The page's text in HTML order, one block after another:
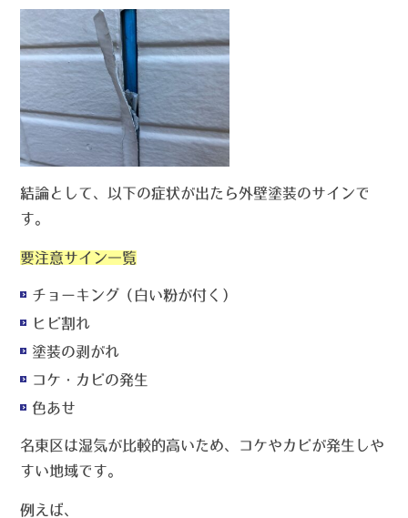
結論として、以下の症状が出たら外壁塗装のサインで
す。
要注意サイン一覧
チョーキング（白い粉が付く）
ヒビ割れ
塗装の剥がれ
コケ・カビの発生
色あせ
名東区は湿気が比較的高いため、コケやカビが発生しや
すい地域です。
例えば、